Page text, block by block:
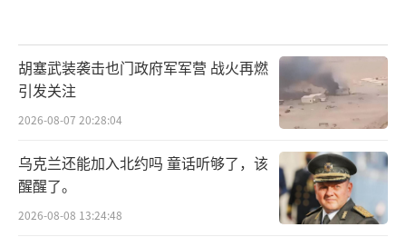
胡塞武装袭击也门政府军军营 战火再燃
引发关注
2026-08-07 20:28:04
乌克兰还能加入北约吗 童话听够了，该
醒醒了。
2026-08-08 13:24:48